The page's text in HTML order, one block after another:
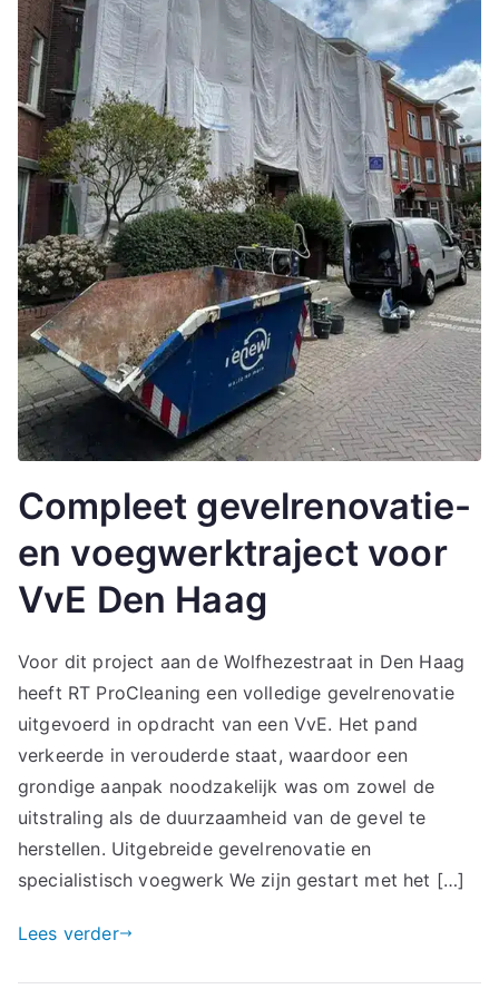
Compleet gevelrenovatie-
en voegwerktraject voor
VvE Den Haag
Voor dit project aan de Wolfhezestraat in Den Haag
heeft RT ProCleaning een volledige gevelrenovatie
uitgevoerd in opdracht van een VvE. Het pand
verkeerde in verouderde staat, waardoor een
grondige aanpak noodzakelijk was om zowel de
uitstraling als de duurzaamheid van de gevel te
herstellen. Uitgebreide gevelrenovatie en
specialistisch voegwerk We zijn gestart met het […]
Lees verder